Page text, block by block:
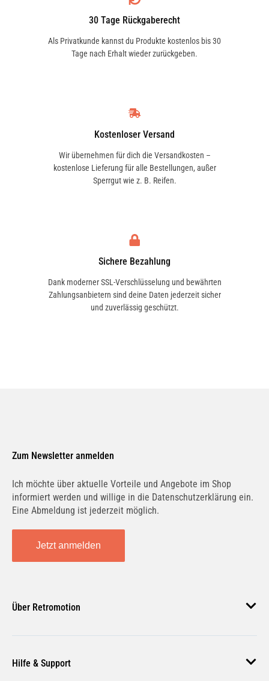
30 Tage Rückgaberecht
Als Privatkunde kannst du Produkte kostenlos bis 30
Tage nach Erhalt wieder zurückgeben.
Kostenloser Versand
Wir übernehmen für dich die Versandkosten –
kostenlose Lieferung für alle Bestellungen, außer
Sperrgut wie z. B. Reifen.
Sichere Bezahlung
Dank moderner SSL-Verschlüsselung und bewährten
Zahlungsanbietern sind deine Daten jederzeit sicher
und zuverlässig geschützt.
Zum Newsletter anmelden
Ich möchte über aktuelle Vorteile und Angebote im Shop
informiert werden und willige in die Datenschutzerklärung ein.
Eine Abmeldung ist jederzeit möglich.
Jetzt anmelden
Über Retromotion
Unsere Jobs
Hilfe & Support